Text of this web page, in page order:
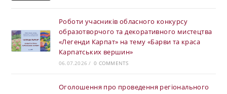
Роботи учасників обласного конкурсу
образотворчого та декоративного мистецтва
«Легенди Карпат» на тему «Барви та краса
Карпатських вершин»
06.07.2026 / 0 COMMENTS
Оголошення про проведення регіонального